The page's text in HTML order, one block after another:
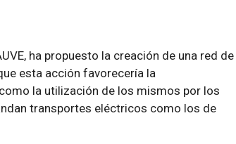
ha propuesto la creación de una red de
esta acción favorecería la
la utilización de los mismos por los
transportes eléctricos como los de